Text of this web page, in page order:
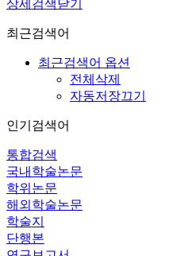
상세검색닫기
최근검색어
최근검색어 옵션
전체삭제
자동저장끄기
인기검색어
통합검색
국내학술논문
학위논문
해외학술논문
학술지
단행본